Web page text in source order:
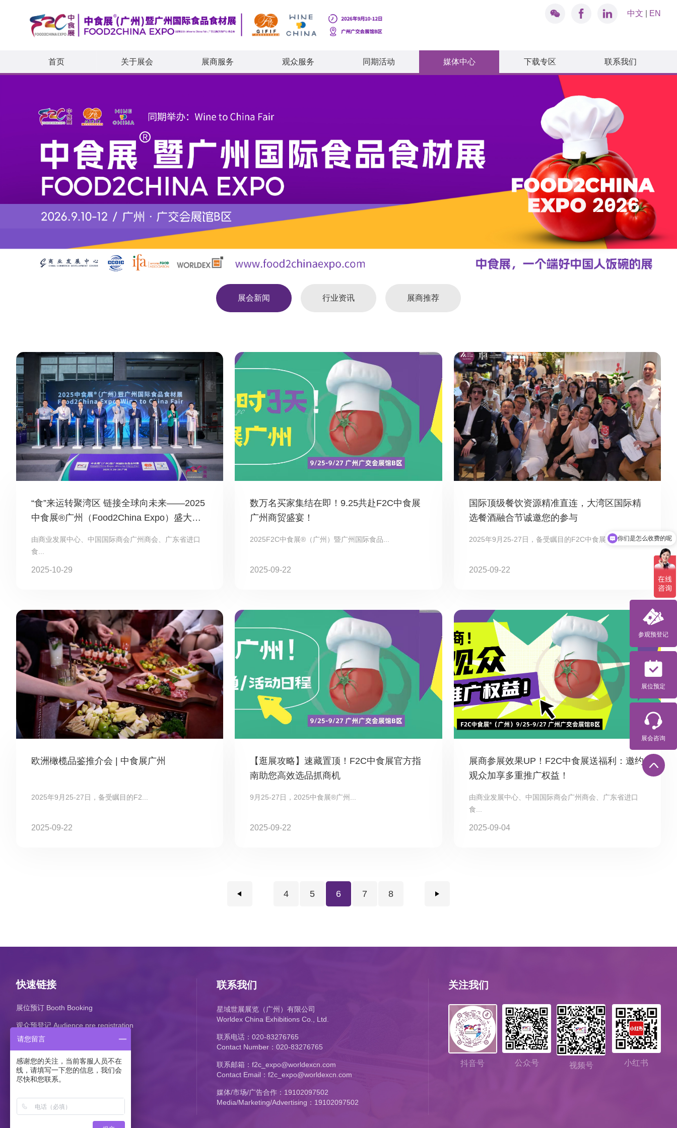
中文 EN
首页 关于展会 展商服务 观众服务 同期活动 媒体中心 下载专区 联系我们
展会新闻 行业资讯 展商推荐
“食”来运转聚湾区 链接全球向未来——2025
中食展®广州（Food2China Expo）盛大开
由商业发展中心、中国国际商会广州商会、广东省进口
食...
2025-10-29
数万名买家集结在即！9.25共赴F2C中食展
广州商贸盛宴！
2025F2C中食展®（广州）暨广州国际食品...
2025-09-22
国际顶级餐饮资源精准直连，大湾区国际精
选餐酒融合节诚邀您的参与
2025年9月25-27日，备受瞩目的F2C中食展&r...
2025-09-22
欧洲橄榄品鉴推介会 | 中食展广州
2025年9月25-27日，备受瞩目的F2...
2025-09-22
【逛展攻略】速藏置顶！F2C中食展官方指
南助您高效选品抓商机
9月25-27日，2025中食展®广州...
2025-09-22
展商参展效果UP！F2C中食展送福利：邀约
观众加享多重推广权益！
由商业发展中心、中国国际商会广州商会、广东省进口
食...
2025-09-04
4 5 6 7 8
快速链接
展位预订 Booth Booking
观众预登记 Audience pre registration
联系我们
星域世展展览（广州）有限公司
Worldex China Exhibitions Co., Ltd.
联系电话：020-83276765
Contact Number：020-83276765
联系邮箱：f2c_expo@worldexcn.com
Contact Email：f2c_expo@worldexcn.com
媒体/市场/广告合作：19102097502
Media/Marketing/Advertising：19102097502
关注我们
抖音号 公众号 视频号 小红书
参观预登记
展位预定
展会咨询
现在有优惠活动吗
请您留言
感谢您的关注，当前客服人员不在
线，请填写一下您的信息，我们会
尽快和您联系。